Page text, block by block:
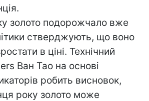
золото подорожчало вже
стверджують, що воно
в ціні. Технічний
Ван Тао на основі
робить висновок,
року золото може